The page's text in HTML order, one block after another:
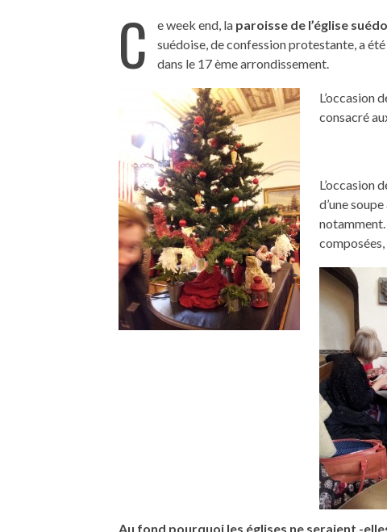
C e week end, la paroisse de l’église
suédoise, de confession protestante, a
dans le 17 ème arrondissement.
L’occasion
consacré
L’occasion
d’une
composées,
Au fond pourquoi les églises ne seraient -